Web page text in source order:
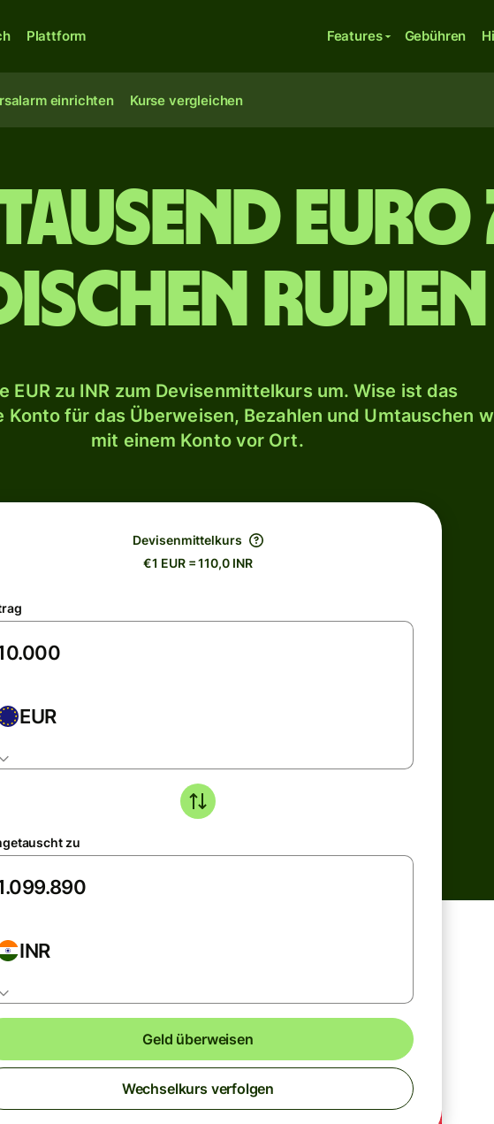
Plattform Features Gebühren
einrichten Kurse vergleichen
Euro
Rupien
EUR zu INR zum Devisenmittelkurs um. Wise ist das
Konto für das Überweisen, Bezahlen und Umtauschen
mit einem Konto vor Ort.
Devisenmittelkurs
€1 EUR = 110,0 INR
EUR
zu
INR
Geld überweisen
Wechselkurs verfolgen